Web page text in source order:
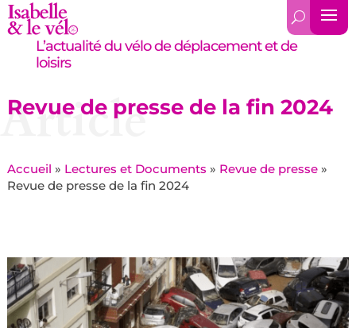
L’actualité du vélo de déplacement et de
loisirs
Revue de presse de la fin 2024
Article
Accueil » Lectures et Documents » Revue de presse»
Revue de presse de la fin 2024